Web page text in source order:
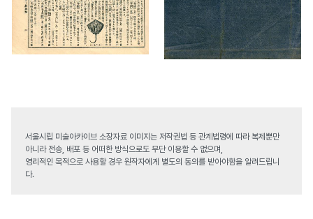
서울시립 미술아카이브 소장자료 이미지는 저작권법 등 관계법령에 따라 복제뿐만
아니라 전송, 배포 등 어떠한 방식으로도 무단 이용할 수 없으며,
영리적인 목적으로 사용할 경우 원작자에게 별도의 동의를 받아야함을 알려드립니
다.